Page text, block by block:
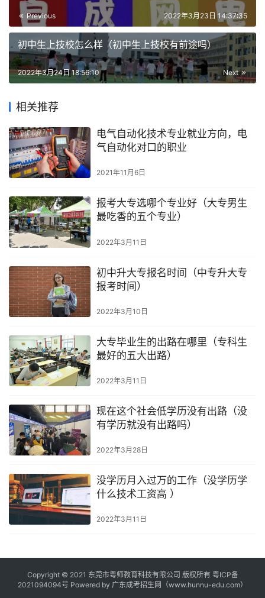
Previous 2022年3月23日 14:37:35
初中生上技校怎么样（初中生上技校有前途吗）
Next
2022年3月24日 18:56:10
相关推荐
电气自动化技术专业就业方向，电
气自动化对口的职业
2021年11月6日
报考大专选哪个专业好（大专男生
最吃香的五个专业）
2022年3月11日
初中升大专报名时间（中专升大专
报考时间）
2022年3月10日
大专毕业生的出路在哪里（专科生
最好的五大出路）
2022年3月11日
现在这个社会低学历没有出路（没
有学历就没有出路吗）
2022年3月28日
没学历月入过万的工作（没学历学
什么技术工资高 ）
2022年3月11日
Copyright © 2021 东莞市粤师教育科技有限公司 版权所有 粤ICP备
2021094094号 Powered by 广东成考招生网 （www.hunnu-edu.com）